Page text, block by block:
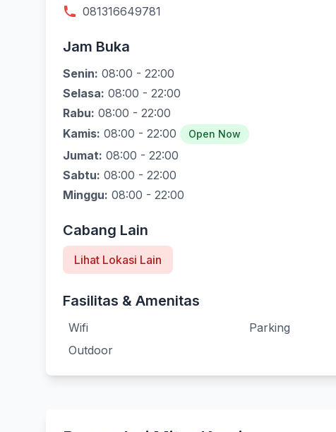
081316649781
Jam Buka
Senin: 08:00 - 22:00
Selasa: 08:00 - 22:00
Rabu: 08:00 - 22:00
Kamis: 08:00 - 22:00 Open Now
Jumat: 08:00 - 22:00
Sabtu: 08:00 - 22:00
Minggu: 08:00 - 22:00
Cabang Lain
Lihat Lokasi Lain
Fasilitas & Amenitas
Wifi Parking
Outdoor